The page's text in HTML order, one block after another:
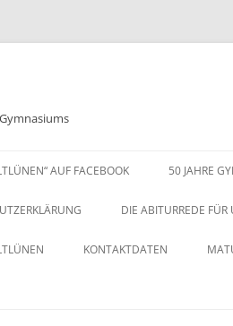
AUF FACEBOOK 50 JAHRE
DIE ABITURREDE
KONTAKTDATEN